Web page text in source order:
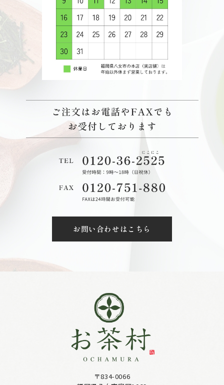
お問い合わせはこちら
〒834-0066